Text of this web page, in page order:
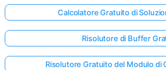
Calcolatore Gratuito di
Risolutore di Buffer
Risolutore Gratuito del Modulo di